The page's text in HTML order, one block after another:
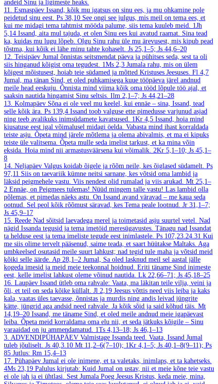
andeid Sinu ja ligimeste heaks.
11. Esmaspäev Issand, kõik mu igatsus on sinu ees, ja mu ohkamine pole
peidetud sinu eest. Ps 38,10 See ongi see julgus, mis meil on tema ees, et
kui me midagi tema tahtmist mööda palume, siis tema kuuleb meid. 1Jh
5,14 Issand, aita mul tajuda, et olen Sinu ees kui avatud raamat. Sina tead
ka, kuidas mu lugu lõpeb. Olgu Sinu rahu üle mu ärevusest, mis kipub pead
tõstma, kui kõik ei lähe minu tahte kohaselt. Js 25,1–5; Js 44,6–20
12. Teisipäev Jumal õnnistas seitsmendat päeva ja pühitses seda, sest ta oli
siis hinganud kõigist oma tegudest. 1Ms 2,3 Jumala rahu, mis on ülem
kõigest mõistusest, hoiab teie südamed ja mõtted Kristuses Jeesuses. Fl 4,7
Jumal, ma tänan Sind, et oled puhkamisega kuue tööpäeva järel andnud
meile head eeskuju. Õnnista mind viima kõik oma tööd lõpule töö ajal, et
saaksin nautida hingamist Sinu seltsis. Ilm 2,1–7; Js 44,21–28
13. Kolmapäev Sõna ei ole veel mu keelel, kui ennäe – sina, Issand, tead
selle kõik ära. Ps 139,4 Issand toob valguse ette pimedusse varjunud asjad
ning teeb avalikuks inimsüdamete kavatsused. 1Kr 4,5 Issand, hoia mind
kiusatuse eest igal võimalusel midagi öelda. Vabasta mind ihast korraldada
teiste asju. Õpeta mind järele mõtlema ja olema abivalmis, et ma ei kipuks
teiste üle valitsema. Õpeta mulle seda imelist tarkust, et ka mina võin
eksida. Hoia mind nii armastusväärsena kui võimalik. 2Kr 5,1–10; Js 45,1–
8
14. Neljapäev Valgus koidab õigele ja rõõm neile, kes õiglased südamelt. Ps
97,11 Siis on taevariik kümne neitsi sarnane, kes võtsid oma lambid ja
läksid peigmehele vastu. Viis nendest olid rumalad ja viis arukad. Mt 25,1–
2 Ennäe, on Peigmees tulemas! Nüüd mingem talle vastu! Las lambid olla
põlemas, et pimedas näeks astu. On Issand avand väravad – me kaua seda
ootnud. Sel peol kõik rõõmust säravad, kes Tema peale lootnud. Jr 31,1–7;
Js 45,9–17
15. Reede Nad sõitsid laevadega merel ja toimetasid asju suurtel vetel. Nad
nägid Issanda tegusid ja tema imetöid meresügavustes. Tänagu nad Issandat
ta helduse eest ja tema imeliste tegude eest inimlastele. Ps 107,23.24.31 Kui
me siis olime tervelt pääsenud, saime teada, et saart hüütakse Maltaks. Aga
umbkeelsed osutasid meile suurt lahkust; nad tegid tule maha ja võtsid meid
kõiki selle äärde. Ap 28,1–2 Jumal, Sa oled lasknud meil sel aastal jälle
kogeda imesid ja meid meie teekonnal hoidnud. Eriti täname Sind inimeste
eest, kelle imelist lahkust oleme võinud nautida. Lk 22,66–71; Js 45,18–25
16. Laupäev Issand ütleb oma rahvale: Vaata, ma läkitan teile vilja, veini ja
õli, et teil on seda kõike küllalt. Jl 2,19 Jeesus võttis need viis leiba ja kaks
kala, vaatas üles taevasse, õnnistas ja murdis ning andis leivad jüngrite
kätte, jüngrid aga andsid need rahvale. Ja kõik sõid ja said kõhud täis. Mt
14,19–20 Issand, me täname Sind, et oled meile andnud meie igapäevast
leiba. Õpeta meid korraldama oma elu nii, et seda jätkuks kõigile – Sinu
varaaidad on ju ammendamatud. 1Ts 4,13–18; Js 46,1–13
3. ADVENDIPÜHAPÄEV Valmistage Issanda teed. Vaata, Issand Jumal
tuleb jõuliselt. Js 40,3.10 Mt 11,2–6(7–10); 1Kr 4,1–5; Js 40,1–8(9–11); Ps
85 Jutlus: Rm 15,4–13
17. Pühapäev Jumal ei ole inimene, et ta valetaks, inimlaps, et ta kahetseks.
4Ms 23,19 Palulus kirjutab: Kuid Jumal on ustav, nii et meie kõne teie vastu
ei ole jah ja ei ühtlasi. Sest Jumala Poeg Jeesus Kristus, keda meie, mina,